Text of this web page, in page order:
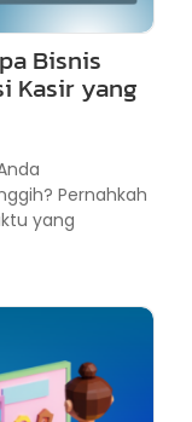
Bisnis
Kasir yang
Pernahkah
yang